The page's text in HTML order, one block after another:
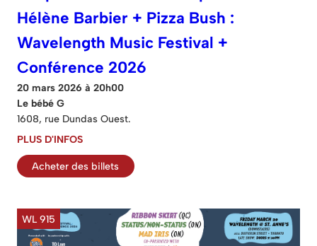
Hélène Barbier + Pizza Bush :
Wavelength Music Festival +
Conférence 2026
20 mars 2026 à 20h00
Le bébé G
1608, rue Dundas Ouest.
PLUS D'INFOS
Acheter des billets
WL 915